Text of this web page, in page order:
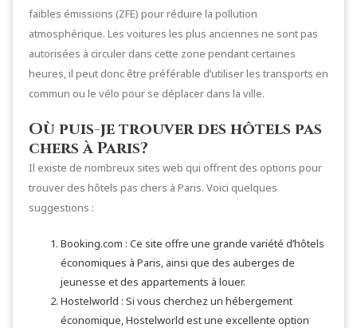
faibles émissions (ZFE) pour réduire la pollution
atmosphérique. Les voitures les plus anciennes ne sont pas
autorisées à circuler dans cette zone pendant certaines
heures, il peut donc être préférable d’utiliser les transports en
commun ou le vélo pour se déplacer dans la ville.
Où puis-je trouver des hôtels pas
chers à Paris?
Il existe de nombreux sites web qui offrent des options pour
trouver des hôtels pas chers à Paris. Voici quelques
suggestions :
Booking.com : Ce site offre une grande variété d’hôtels
économiques à Paris, ainsi que des auberges de
jeunesse et des appartements à louer.
Hostelworld : Si vous cherchez un hébergement
économique, Hostelworld est une excellente option